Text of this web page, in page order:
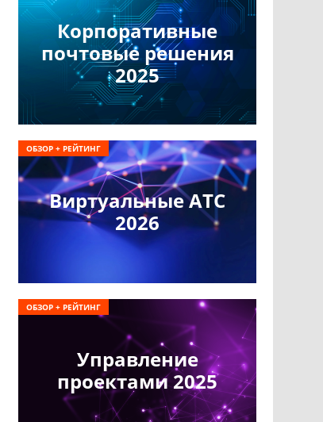
Корпоративные
почтовые решения
2025
Виртуальные АТС
2026
ОБЗОР + РЕЙТИНГ
Управление
проектами 2025
ОБЗОР + РЕЙТИНГ